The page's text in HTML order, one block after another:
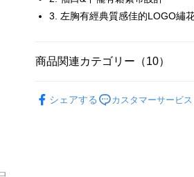
OP Pay Later
1. 本サービスは台湾大哥大によって提供
動的に OP Pay Later の取引プロセスに
払いの回数や支払い期限を選択し、支払
AFTEE代金後払い
1.お支払い方法でAFTEE代金後払いを選
ATM払い
3. 左胸有經典質感佳的LOGO繡
商品関連カテゴリー（10）
シェアする カスタマーサービス